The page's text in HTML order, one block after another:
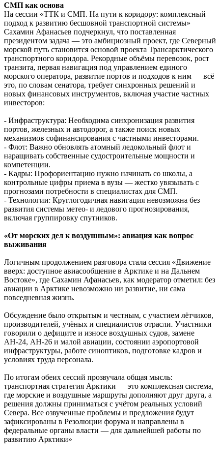
СМП как основа
На сессии «ТТК и СМП. На пути к коридору: комплексный
подход к развитию бесшовной транспортной системы»
Сахамин Афанасьев подчеркнул, что поставленная
президентом задача — это амбициозный проект, где Северный
морской путь становится основой проекта Трансарктического
транспортного коридора. Рекордные объёмы перевозок, рост
транзита, первая навигация под управлением единого
морского оператора, развитие портов и подходов к ним — всё
это, по словам сенатора, требует синхронных решений и
новых финансовых инструментов, включая участие частных
инвесторов:
- Инфраструктура: Необходима синхронизация развития
портов, железных и автодорог, а также поиск новых
механизмов софинансирования с частными инвесторами.
- Флот: Важно обновлять атомный ледокольный флот и
наращивать собственные судостроительные мощности и
компетенции.
- Кадры: Профориентацию нужно начинать со школы, а
контрольные цифры приема в вузы — жестко увязывать с
прогнозами потребности в специалистах для СМП.
- Технологии: Круглогодичная навигация невозможна без
развития системы метео- и ледового прогнозирования,
включая группировку спутников.
«От морских дел к воздушным»: авиация как вопрос
выживания
Логичным продолжением разговора стала сессия «Движение
вверх: доступное авиасообщение в Арктике и на Дальнем
Востоке», где Сахамин Афанасьев, как модератор отметил: без
авиации в Арктике невозможно ни развитие, ни сама
повседневная жизнь.
Обсуждение было открытым и честным, с участием лётчиков,
производителей, учёных и специалистов отрасли. Участники
говорили о дефиците и износе воздушных судов, замене
АН-24, АН-26 и малой авиации, состоянии аэропортовой
инфраструктуры, работе синоптиков, подготовке кадров и
условиях труда персонала.
По итогам обеих сессий прозвучала общая мысль:
транспортная стратегия Арктики — это комплексная система,
где морские и воздушные маршруты дополняют друг друга, а
решения должны приниматься с учётом реальных условий
Севера. Все озвученные проблемы и предложения будут
зафиксированы в Резолюции форума и направлены в
федеральные органы власти — для дальнейшей работы по
развитию Арктики»